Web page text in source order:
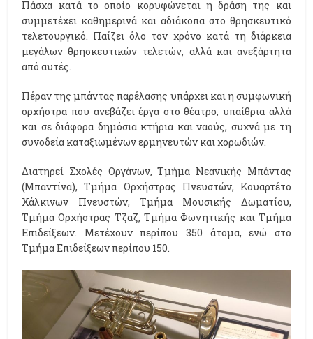
Πάσχα κατά το οποίο κορυφώνεται η δράση της και
συμμετέχει καθημερινά και αδιάκοπα στο θρησκευτικό
τελετουργικό. Παίζει όλο τον χρόνο κατά τη διάρκεια
μεγάλων θρησκευτικών τελετών, αλλά και ανεξάρτητα
από αυτές.
Πέραν της μπάντας παρέλασης υπάρχει και η συμφωνική
ορχήστρα που ανεβάζει έργα στο θέατρο, υπαίθρια αλλά
και σε διάφορα δημόσια κτήρια και ναούς, συχνά με τη
συνοδεία καταξιωμένων ερμηνευτών και χορωδιών.
Διατηρεί Σχολές Οργάνων, Τμήμα Νεανικής Μπάντας
(Μπαντίνα), Τμήμα Ορχήστρας Πνευστών, Κουαρτέτο
Χάλκινων Πνευστών, Τμήμα Μουσικής Δωματίου,
Τμήμα Ορχήστρας Τζαζ, Τμήμα Φωνητικής και Τμήμα
Επιδείξεων. Μετέχουν περίπου 350 άτομα, ενώ στο
Τμήμα Επιδείξεων περίπου 150.